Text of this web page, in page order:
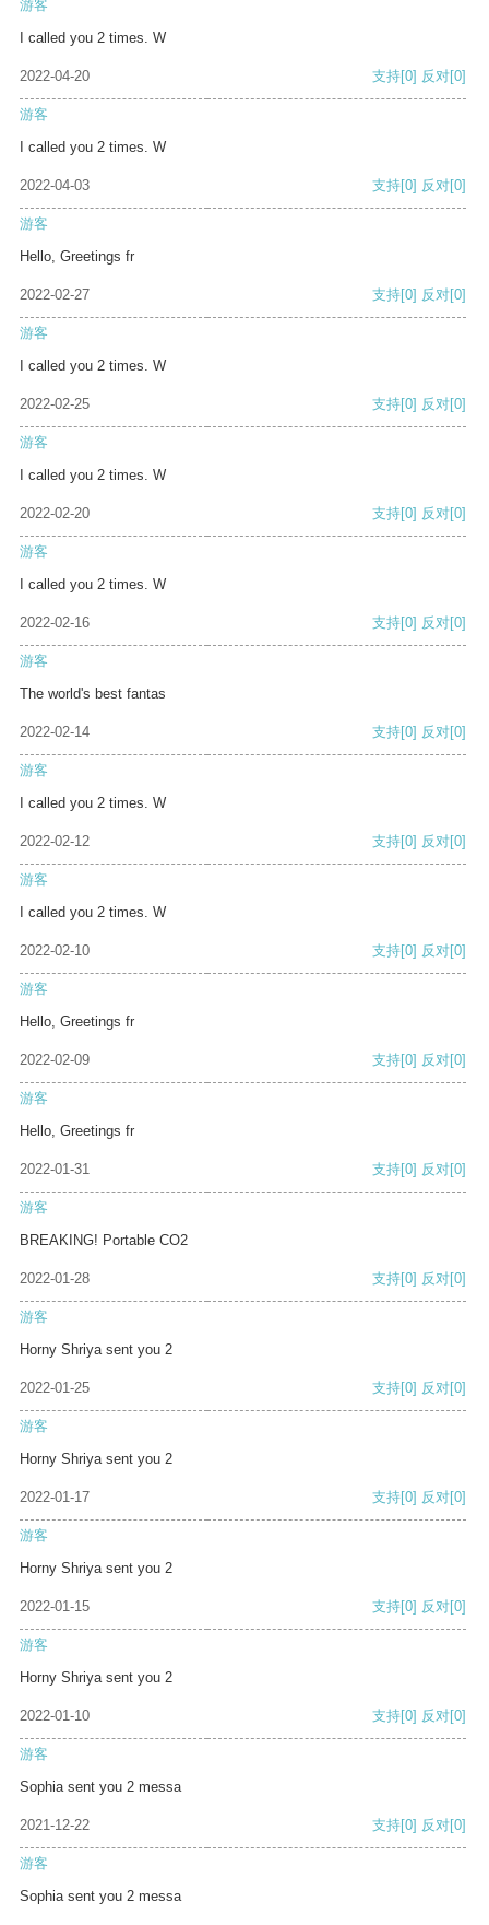
游客
I called you 2 times. W
2022-04-20 支持[0] 反对[0]
游客
I called you 2 times. W
2022-04-03 支持[0] 反对[0]
游客
Hello, Greetings fr
2022-02-27 支持[0] 反对[0]
游客
I called you 2 times. W
2022-02-25 支持[0] 反对[0]
游客
I called you 2 times. W
2022-02-20 支持[0] 反对[0]
游客
I called you 2 times. W
2022-02-16 支持[0] 反对[0]
游客
The world's best fantas
2022-02-14 支持[0] 反对[0]
游客
I called you 2 times. W
2022-02-12 支持[0] 反对[0]
游客
I called you 2 times. W
2022-02-10 支持[0] 反对[0]
游客
Hello, Greetings fr
2022-02-09 支持[0] 反对[0]
游客
Hello, Greetings fr
2022-01-31 支持[0] 反对[0]
游客
BREAKING! Portable CO2
2022-01-28 支持[0] 反对[0]
游客
Horny Shriya sent you 2
2022-01-25 支持[0] 反对[0]
游客
Horny Shriya sent you 2
2022-01-17 支持[0] 反对[0]
游客
Horny Shriya sent you 2
2022-01-15 支持[0] 反对[0]
游客
Horny Shriya sent you 2
2022-01-10 支持[0] 反对[0]
游客
Sophia sent you 2 messa
2021-12-22 支持[0] 反对[0]
游客
Sophia sent you 2 messa